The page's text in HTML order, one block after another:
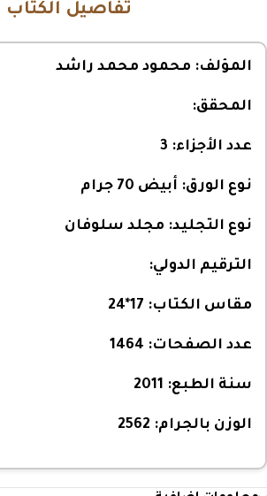
تفاصيل الكتاب
المؤلف: محمود محمد راشد
المحقق:
عدد الأجزاء:
نوع الورق: أبيض 70 جرام
نوع التجليد: مجلد سلوفان
الترقيم الدولي:
مقاس الكتاب:
عدد الصفحات:
سنة الطبع:
الوزن بالجرام: